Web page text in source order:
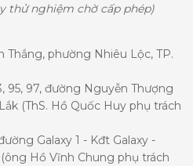
thử nghiệm chờ cấp phép)
Thắng, phường Nhiêu Lộc, TP.
95, 97, đường Nguyễn Thượng
(ThS. Hồ Quốc Huy phụ trách
Galaxy 1 - Kđt Galaxy -
Hồ Vĩnh Chung phụ trách